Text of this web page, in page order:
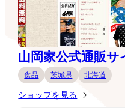
山岡家公式通販サ
食品 茨城県 北海道
ショップを見る